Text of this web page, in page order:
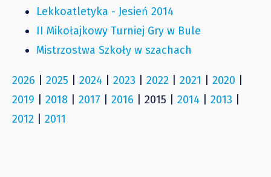
Lekkoatletyka - Jesień 2014
II Mikołajkowy Turniej Gry w Bule
Mistrzostwa Szkoły w szachach
2026 2025 2024 2023 2022 2021 2020
2019
2018 2017 2016 | 2015 | 2014 2013
2012
2011